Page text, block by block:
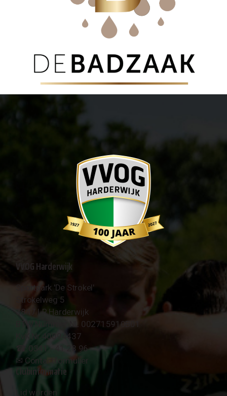
VVOG Harderwijk
Sportpark 'De Strokel'
Strokelweg 5
3847 LR Harderwijk
BTW Nummer NL 002715910B01
KvK Nr 40094437
☎︎ 0341 - 41 28 96
✉︎ Contactformulier
Clubinformatie
Lid worden